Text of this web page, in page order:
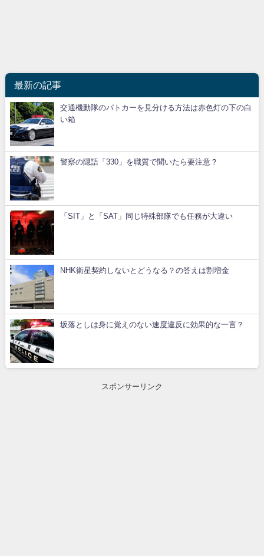
最新の記事
交通機動隊のパトカーを見分ける方法は赤色灯の下の白
い箱
警察の隠語「330」を職質で聞いたら要注意？
「SIT」と「SAT」同じ特殊部隊でも任務が大違い
NHK衛星契約しないとどうなる？の答えは割増金
坂落としは身に覚えのない速度違反に効果的な一言？
スポンサーリンク